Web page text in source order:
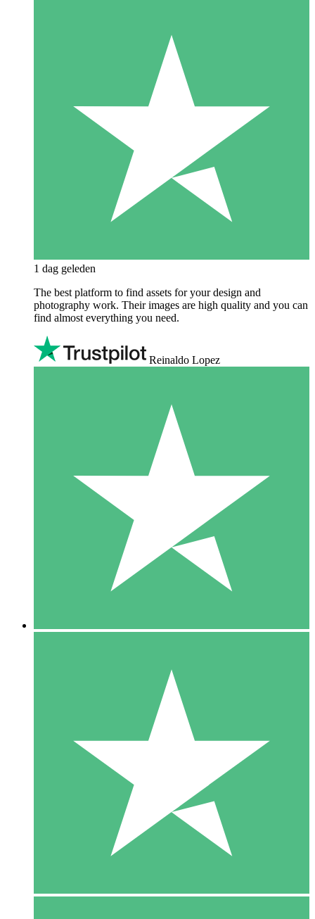
1 dag geleden
The best platform to find assets for your design and
photography work. Their images are high quality and you can
find almost everything you need.
Reinaldo Lopez